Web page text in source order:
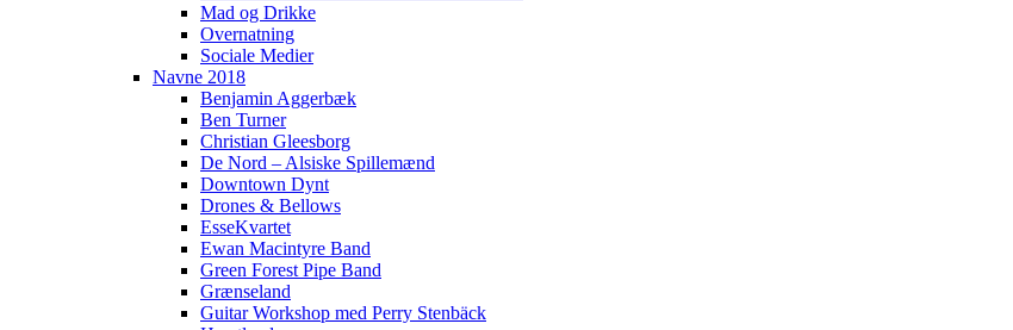
Mad og Drikke
Overnatning
Sociale Medier
Navne 2018
Benjamin Aggerbæk
Ben Turner
Christian Gleesborg
De Nord – Alsiske Spillemænd
Downtown Dynt
Drones & Bellows
EsseKvartet
Ewan Macintyre Band
Green Forest Pipe Band
Grænseland
Guitar Workshop med Perry Stenbäck